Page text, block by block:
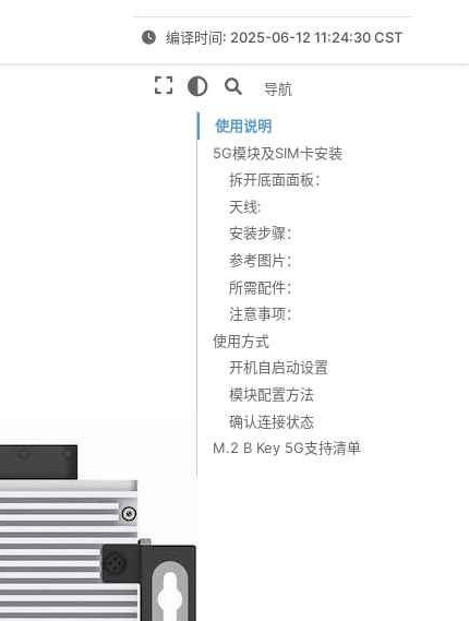
编译时间: 2025-06-12 11:24:30 CST
本页导航
使用说明
5G模块及SIM卡安装
拆开底面面板：
天线:
安装步骤：
参考图片：
所需配件：
注意事项：
使用方式
开机自启动设置
模块配置方法
确认连接状态
M.2 B Key 5G支持清单